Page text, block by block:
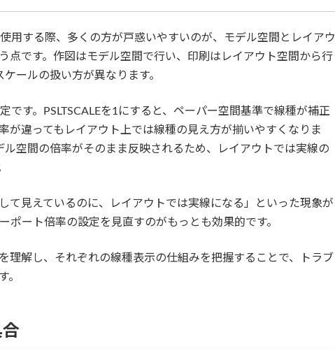
用する際、多くの方が戸惑いやすいのが、モデル空間とレイアウ
点です。作図はモデル空間で行い、印刷はレイアウト空間から行
ールの扱い方が異なります。
です。PSLTSCALEを1にすると、ペーパー空間基準で線種が補正
が違ってもレイアウト上では線種の見え方が揃いやすくなりま
ル空間の倍率がそのまま反映されるため、レイアウトでは実線の
て見えているのに、レイアウトでは実線になる」といった現象が
ポート倍率の設定を見直すのがもっとも効果的です。
理解し、それぞれの線種表示の仕組みを把握することで、トラブ
。